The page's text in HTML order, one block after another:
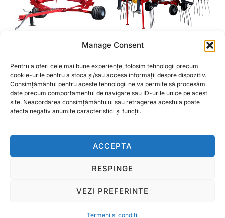
Manage Consent
Pentru a oferi cele mai bune experiențe, folosim tehnologii precum
cookie-urile pentru a stoca și/sau accesa informații despre dispozitiv.
Consimțământul pentru aceste tehnologii ne va permite să procesăm
date precum comportamentul de navigare sau ID-urile unice pe acest
site. Neacordarea consimțământului sau retragerea acestuia poate
afecta negativ anumite caracteristici și funcții.
ACCEPTA
RESPINGE
VEZI PREFERINTE
Termeni si conditii
Opțiunile
în
pagina
produsului.
GREBLA TIP SOARE 10
ELEMENTE
16.000,00lei
ADAUGĂ ÎN COȘ
GREBLA ROTATIVA TIP
PAIANJEN 4.10M FPM
32.000,00lei
ADAUGĂ ÎN COȘ
Copyright © 2026 Ralcom Utilaje Agricole